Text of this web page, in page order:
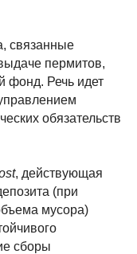
связанные
пермитов,
фонд. Речь идет
обязательств
, действующая
(при
мусора)
сборы